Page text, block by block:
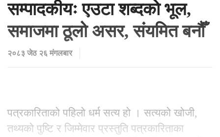
सम्पादकीयः एउटा शब्दको भूल,
समाजमा ठूलो असर, संयमित बनौँ
२०८३ जेठ २६ मंगलबार
पत्रकारिताको पहिलो धर्म सत्य हो । सत्यको खोजी,
तथ्यको पुष्टि र जिम्मेवार प्रस्तुति पत्रकारिताका